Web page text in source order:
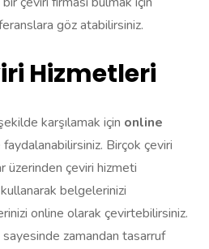
göz atabilirsiniz.
Hizmetleri
şekilde karşılamak için online
Birçok çeviri
üzerinden çeviri hizmeti
belgelerinizi
online olarak çevirtebilirsiniz.
zamandan tasarruf